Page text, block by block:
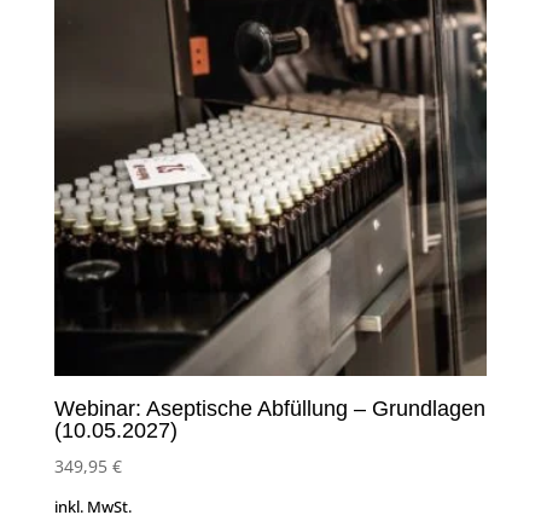
Webinar: Aseptische Abfüllung – Grundlagen
(10.05.2027)
349,95 €
inkl. MwSt.